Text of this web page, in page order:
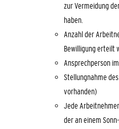
zur Vermeidung
haben.
Anzahl der
Bewilligung erteilt
Ansprechperson
Stellungnahme
vorhanden)
Jede
der an einem